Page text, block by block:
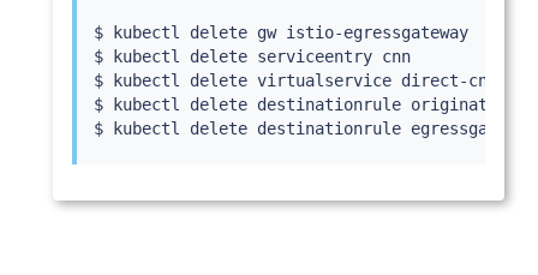
$ kubectl
delete gw istio-egressgateway
$
kubectl
delete serviceentry cnn
$
kubectl
delete virtualservice direct-cnn-
$
kubectl
delete destinationrule originate-
$
kubectl